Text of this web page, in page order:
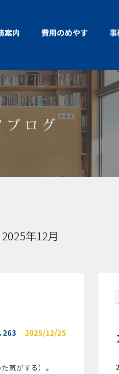
案内 費用のめやす 事
年12月
263 2025/12/25
気がする）。